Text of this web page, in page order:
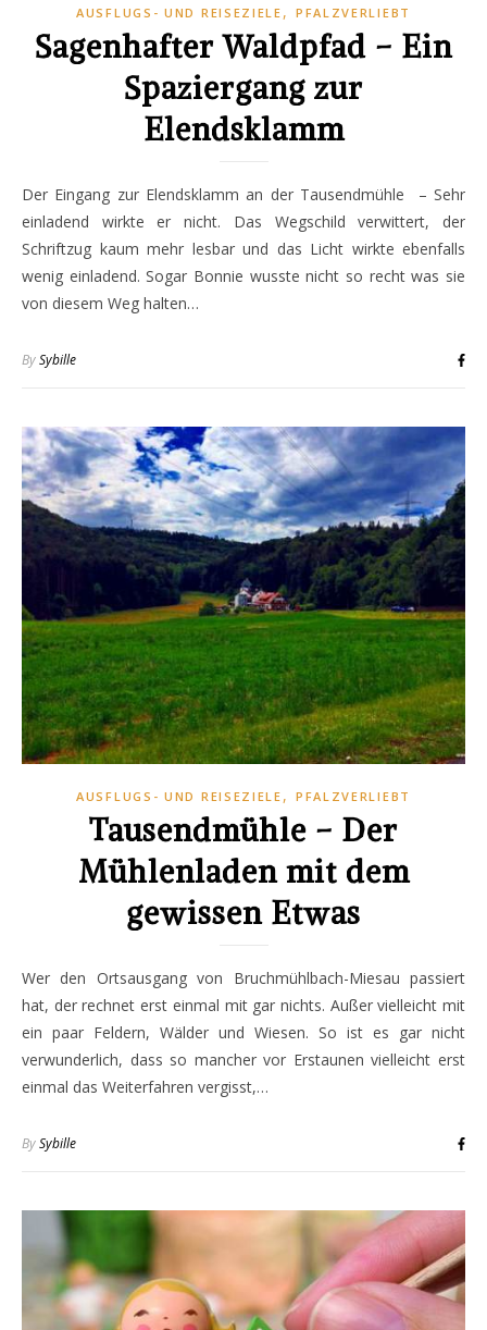
AUSFLUGS- UND REISEZIELE , PFALZVERLIEBT
Sagenhafter Waldpfad – Ein
Spaziergang zur
Elendsklamm
Der Eingang zur Elendsklamm an der Tausendmühle – Sehr
einladend wirkte er nicht. Das Wegschild verwittert, der
Schriftzug kaum mehr lesbar und das Licht wirkte ebenfalls
wenig einladend. Sogar Bonnie wusste nicht so recht was sie
von diesem Weg halten…
BySybille
AUSFLUGS- UND REISEZIELE , PFALZVERLIEBT
Tausendmühle – Der
Mühlenladen mit dem
gewissen Etwas
Wer den Ortsausgang von Bruchmühlbach-Miesau passiert
hat, der rechnet erst einmal mit gar nichts. Außer vielleicht mit
ein paar Feldern, Wälder und Wiesen. So ist es gar nicht
verwunderlich, dass so mancher vor Erstaunen vielleicht erst
einmal das Weiterfahren vergisst,…
BySybille